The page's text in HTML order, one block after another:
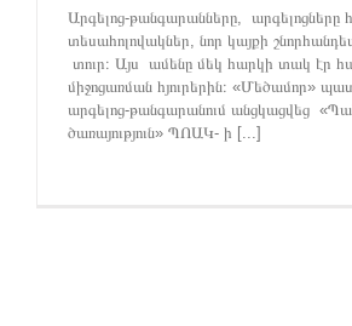
Արգելոց-թանգարանները, արգելոցները
տեսահոլովակներ, նոր կայքի
տուր։ Այս ամենը մեկ հարկի տակ էր
միջոցառման հյուրերին։ «Մեծամոր»
արգելոց-թանգարանում անցկացվեց
ծառայություն» ՊՈԱԿ- ի [...]